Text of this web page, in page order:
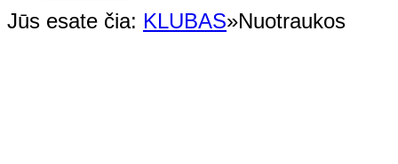
Jūs esate čia: KLUBAS»Nuotraukos